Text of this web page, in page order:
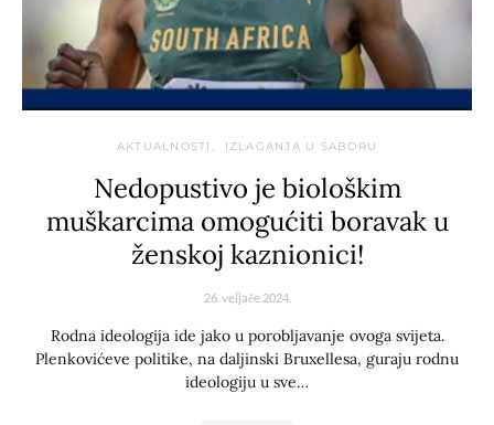
AKTUALNOSTI IZLAGANJA U SABORU
Nedopustivo je biološkim
muškarcima omogućiti boravak u
ženskoj kaznionici!
26. veljače 2024.
Rodna ideologija ide jako u porobljavanje ovoga svijeta.
Plenkovićeve politike, na daljinski Bruxellesa, guraju rodnu
ideologiju u sve…